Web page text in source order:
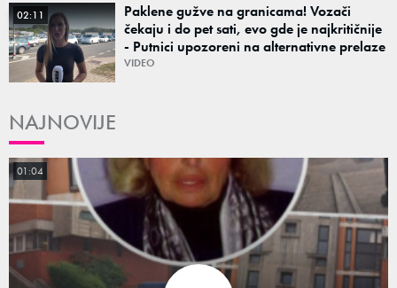
02:11
Paklene gužve na granicama! Vozači
čekaju i do pet sati, evo gde je najkritičnije
- Putnici upozoreni na alternativne prelaze
VIDEO
NAJNOVIJE
01:04